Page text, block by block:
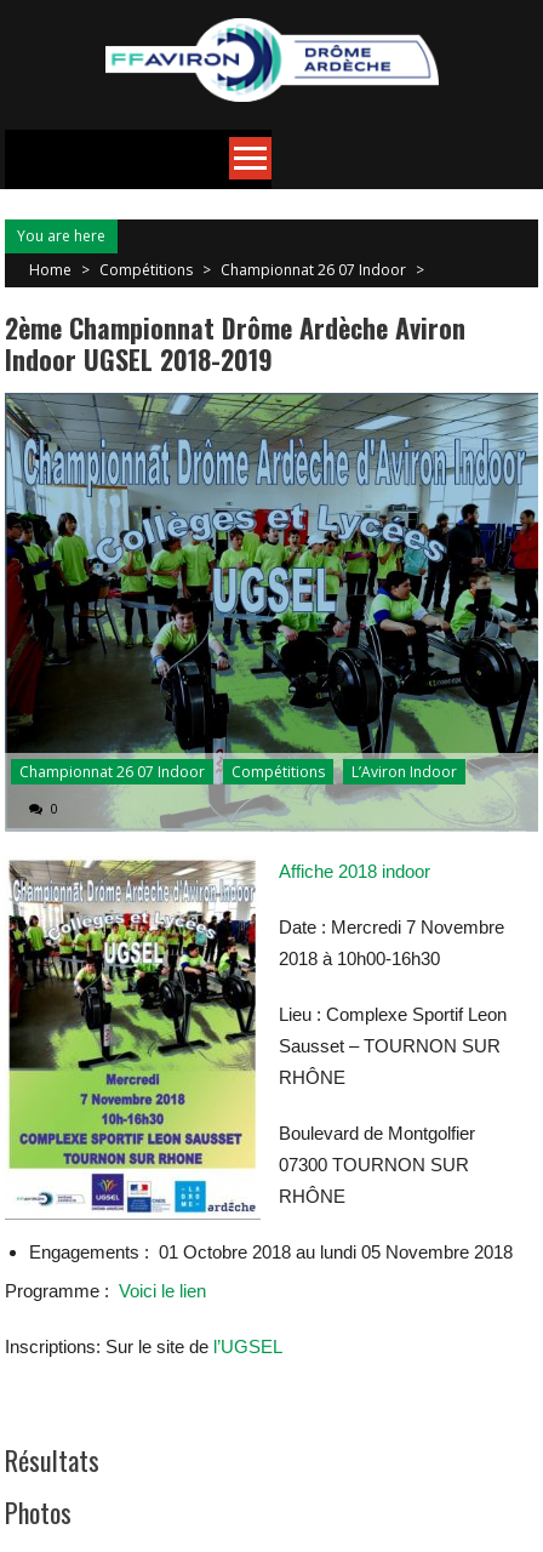
You are here
Home > Compétitions > Championnat 26 07 Indoor >
2ème Championnat Drôme Ardèche Aviron
Indoor UGSEL 2018-2019
Championnat 26 07 Indoor Compétitions L’Aviron Indoor
0
Affiche 2018 indoor
Date : Mercredi 7 Novembre
2018 à 10h00-16h30
Lieu : Complexe Sportif Leon
Sausset – TOURNON SUR
RHÔNE
Boulevard de Montgolfier
07300 TOURNON SUR
RHÔNE
Engagements : 01 Octobre 2018 au lundi 05 Novembre 2018
Programme :Voici le lien
Inscriptions: Sur le site de l’UGSEL
Résultats
Photos